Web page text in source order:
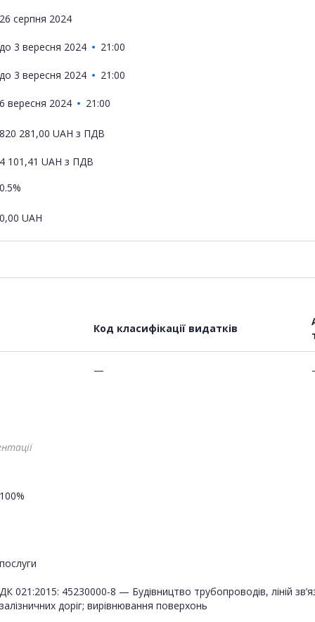
26 серпня 2024
до 3 вересня 2024 21:00
до 3 вересня 2024 21:00
6 вересня 2024 21:00
820 281,00 UAH з ПДВ
4 101,41 UAH з ПДВ
0.5%
0,00 UAH
Код класифікації видатків
—
100%
послуги
ДК 021:2015: 45230000-8 — Будівництво трубопроводів, ліній
залізничних доріг; вирівнювання поверхонь